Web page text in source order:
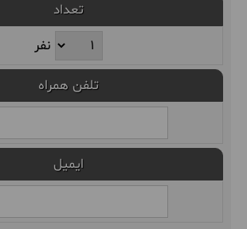
تعداد
نفر
تلفن همراه
ایمیل